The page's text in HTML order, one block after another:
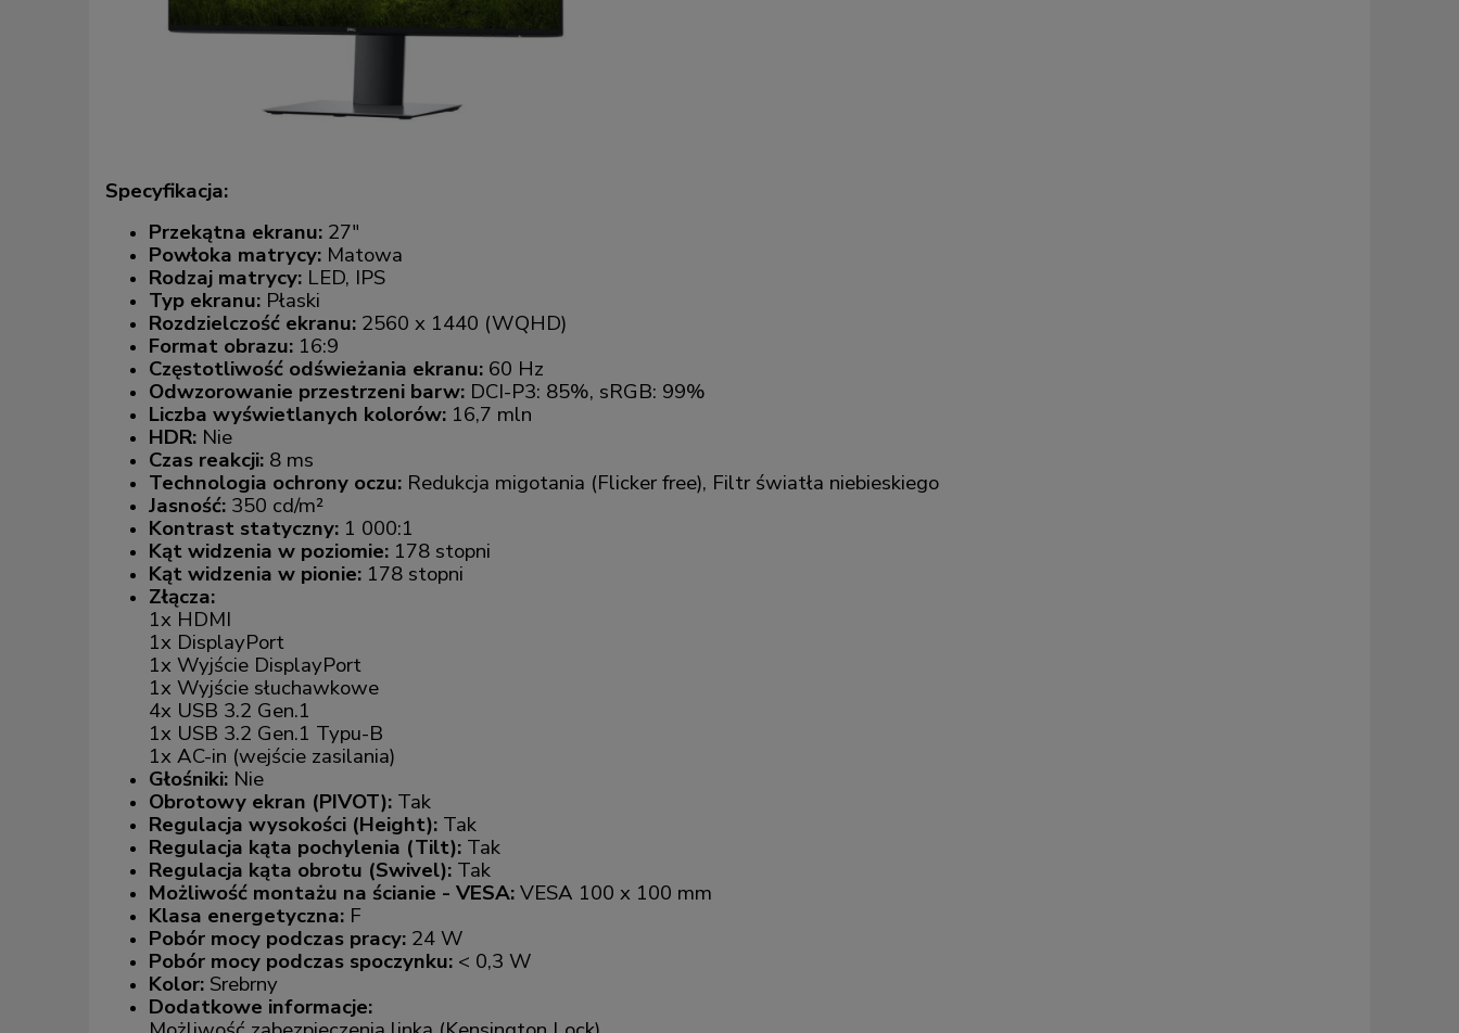
Specyfikacja:
Przekątna ekranu: 27"
Powłoka matrycy: Matowa
Rodzaj matrycy: LED, IPS
Typ ekranu: Płaski
Rozdzielczość ekranu: 2560 x 1440 (WQHD)
Format obrazu: 16:9
Częstotliwość odświeżania ekranu: 60 Hz
Odwzorowanie przestrzeni barw: DCI-P3: 85%, sRGB: 99%
Liczba wyświetlanych kolorów: 16,7 mln
HDR: Nie
Czas reakcji: 8 ms
Technologia ochrony oczu: Redukcja migotania (Flicker free), Filtr światła niebieskiego
Jasność: 350 cd/m²
Kontrast statyczny: 1 000:1
Kąt widzenia w poziomie: 178 stopni
Kąt widzenia w pionie: 178 stopni
Złącza:
1x HDMI
1x DisplayPort
1x Wyjście DisplayPort
1x Wyjście słuchawkowe
4x USB 3.2 Gen.1
1x USB 3.2 Gen.1 Typu-B
1x AC-in (wejście zasilania)
Głośniki: Nie
Obrotowy ekran (PIVOT): Tak
Regulacja wysokości (Height): Tak
Regulacja kąta pochylenia (Tilt): Tak
Regulacja kąta obrotu (Swivel): Tak
Możliwość montażu na ścianie - VESA:VESA 100 x 100 mm
Klasa energetyczna: F
Pobór mocy podczas pracy: 24 W
Pobór mocy podczas spoczynku: < 0,3 W
Kolor: Srebrny
Dodatkowe informacje: